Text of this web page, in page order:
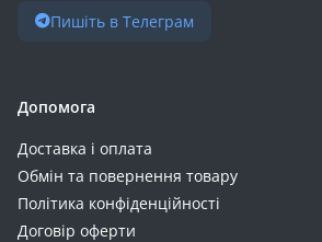
Пишіть в Телеграм
Допомога
Доставка і оплата
Обмін та повернення товару
Політика конфіденційності
Договір оферти